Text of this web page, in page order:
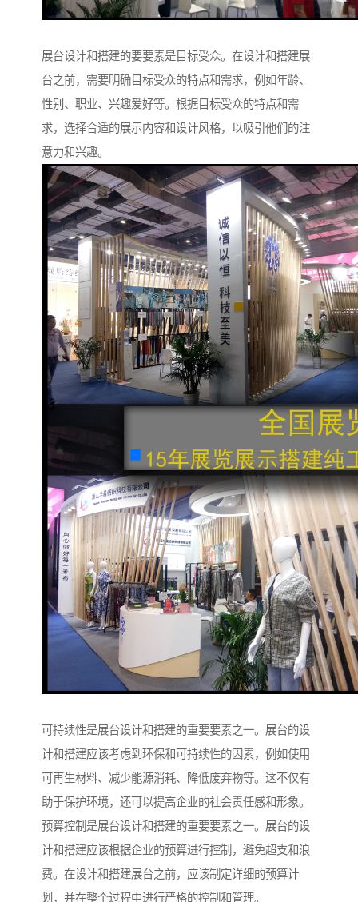
展台设计和搭建的要要素是目标受众。在设计和搭建展
台之前，需要明确目标受众的特点和需求，例如年龄、
性别、职业、兴趣爱好等。根据目标受众的特点和需
求，选择合适的展示内容和设计风格，以吸引他们的注
意力和兴趣。
可持续性是展台设计和搭建的重要要素之一。展台的设
计和搭建应该考虑到环保和可持续性的因素，例如使用
可再生材料、减少能源消耗、降低废弃物等。这不仅有
助于保护环境，还可以提高企业的社会责任感和形象。
预算控制是展台设计和搭建的重要要素之一。展台的设
计和搭建应该根据企业的预算进行控制，避免超支和浪
费。在设计和搭建展台之前，应该制定详细的预算计
划，并在整个过程中进行严格的控制和管理。